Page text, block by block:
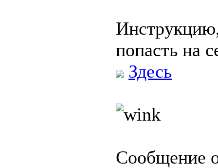
попасть на
Здесь
Сообщение